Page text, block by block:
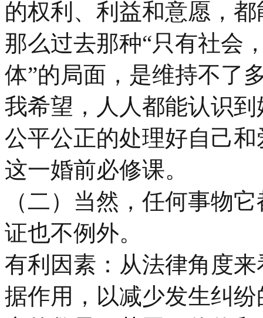
的权利、利益和意愿，
那么过去那种“只有社会
体”的局面，是维持不了
我希望，人人都能认识
公平公正的处理好自己
这一婚前必修课。
（二）当然，任何事物
证也不例外。
有利因素：从法律角度
据作用，以减少发生纠